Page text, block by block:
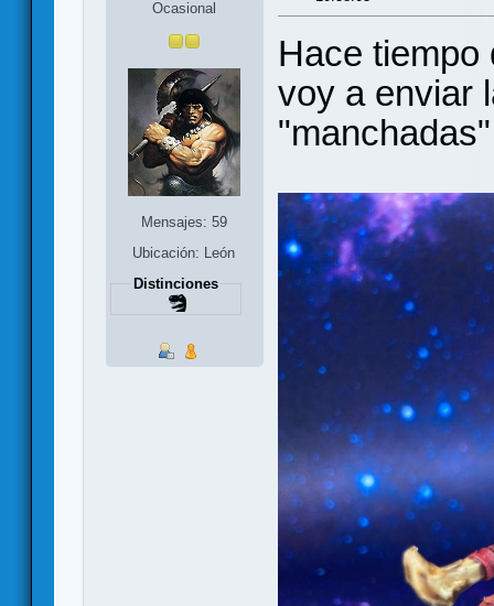
Ocasional
Mensajes: 59
Ubicación: León
Distinciones
Hace tiempo
voy a enviar
"manchadas"